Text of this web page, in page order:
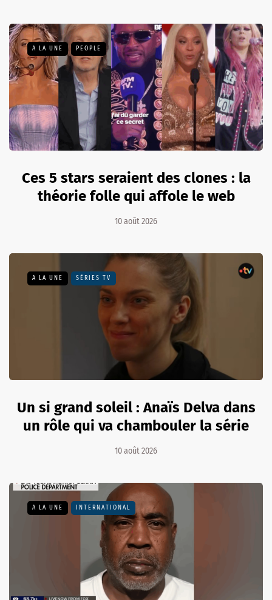
A LA UNE PEOPLE
Ces 5 stars seraient des clones : la
théorie folle qui affole le web
10 août 2026
A LA UNE SÉRIES TV
Un si grand soleil : Anaïs Delva dans
un rôle qui va chambouler la série
10 août 2026
A LA UNE INTERNATIONAL